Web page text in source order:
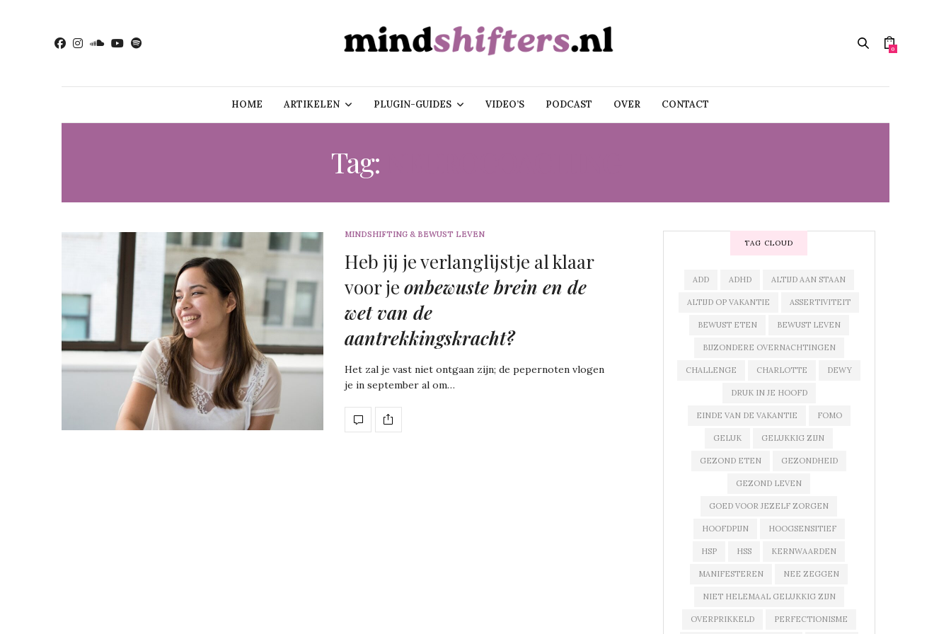
0
HOME ARTIKELEN PLUGIN-GUIDES VIDEO’S PODCAST OVER CONTACT
Tag:
MINDSHIFTING & BEWUST LEVEN
Heb jij je verlanglijstje al klaar
voor je onbewuste brein en de
wet van de
aantrekkingskracht?
Het zal je vast niet ontgaan zijn; de pepernoten vlogen
je in september al om…
TAG CLOUD
ADD ADHD ALTIJD AAN STAAN
ALTIJD OP VAKANTIE ASSERTIVITEIT
BEWUST ETEN BEWUST LEVEN
BIJZONDERE OVERNACHTINGEN
CHALLENGE CHARLOTTE DEWY
DRUK IN JE HOOFD
EINDE VAN DE VAKANTIE FOMO
GELUK GELUKKIG ZIJN
GEZOND ETEN GEZONDHEID
GEZOND LEVEN
GOED VOOR JEZELF ZORGEN
HOOFDPIJN HOOGSENSITIEF
HSP HSS KERNWAARDEN
MANIFESTEREN NEE ZEGGEN
NIET HELEMAAL GELUKKIG ZIJN
OVERPRIKKELD PERFECTIONISME